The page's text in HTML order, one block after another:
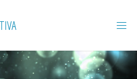
TIVA